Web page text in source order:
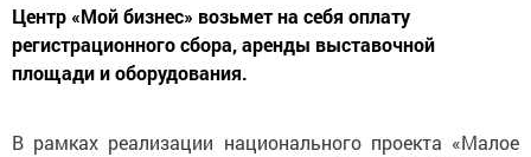
Центр «Мой бизнес» возьмет на себя оплату
регистрационного сбора, аренды выставочной
площади и оборудования.
В рамках реализации национального проекта «Малое